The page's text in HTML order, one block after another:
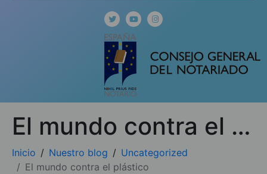
El mundo contra el plástico
Inicio Nuestro blog
Uncategorized
El mundo contra el plástico